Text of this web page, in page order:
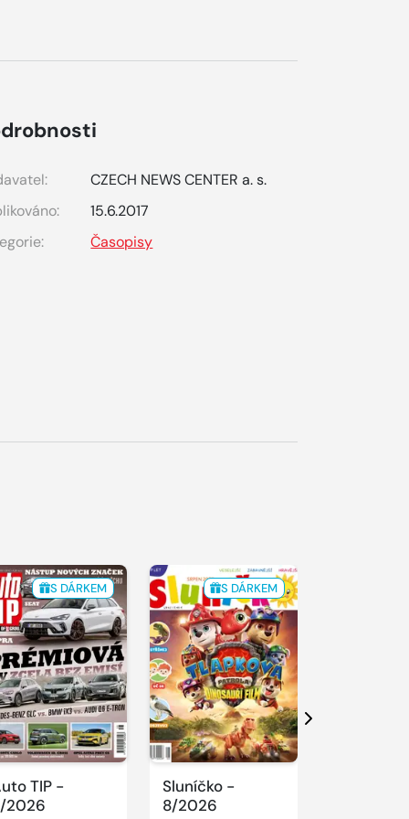
CZECH NEWS CENTER a. s.
15.6.2017
Časopisy
S DÁRKEM
TIP -
2026
S DÁRKEM
Sluníčko -
8/2026
Další